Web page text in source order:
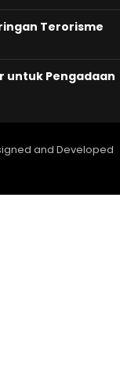
Terorisme
untuk Pengadaan
and Developed